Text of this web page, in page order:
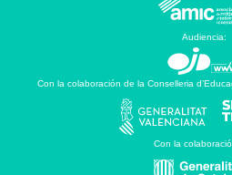
Audiencia:
Con la colaboración de la Conselleria
Con la